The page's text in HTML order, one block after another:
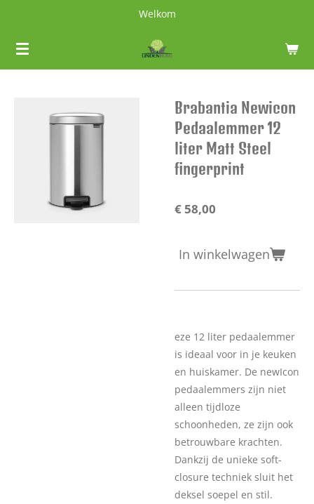
naar
de
Welkom
Brabantia Newicon
Pedaalemmer 12
liter Matt Steel
fingerprint
€ 58,00
In winkelwagen
eze 12 liter pedaalemmer
is ideaal voor in je keuken
en huiskamer. De newIcon
pedaalemmers zijn niet
alleen tijdloze
schoonheden, ze zijn ook
betrouwbare krachten.
Dankzij de unieke soft-
closure techniek sluit het
deksel soepel en stil.